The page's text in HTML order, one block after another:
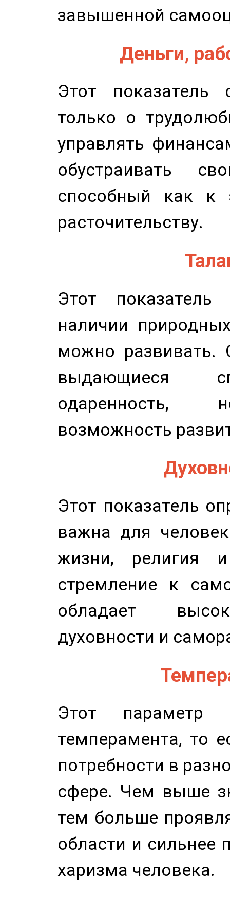
завышенной
Деньги,
Этот показатель
только о
управлять
обустраивать
способный как к
расточительству.
Этот показатель
наличии
можно развивать.
выдающиеся
одаренность,
возможность
Этот показатель
важна для
жизни, религия
стремление к
обладает
духовности и
Этот параметр
темперамента, то
потребности в
сфере. Чем выше
тем больше
области и сильнее
харизма человека.